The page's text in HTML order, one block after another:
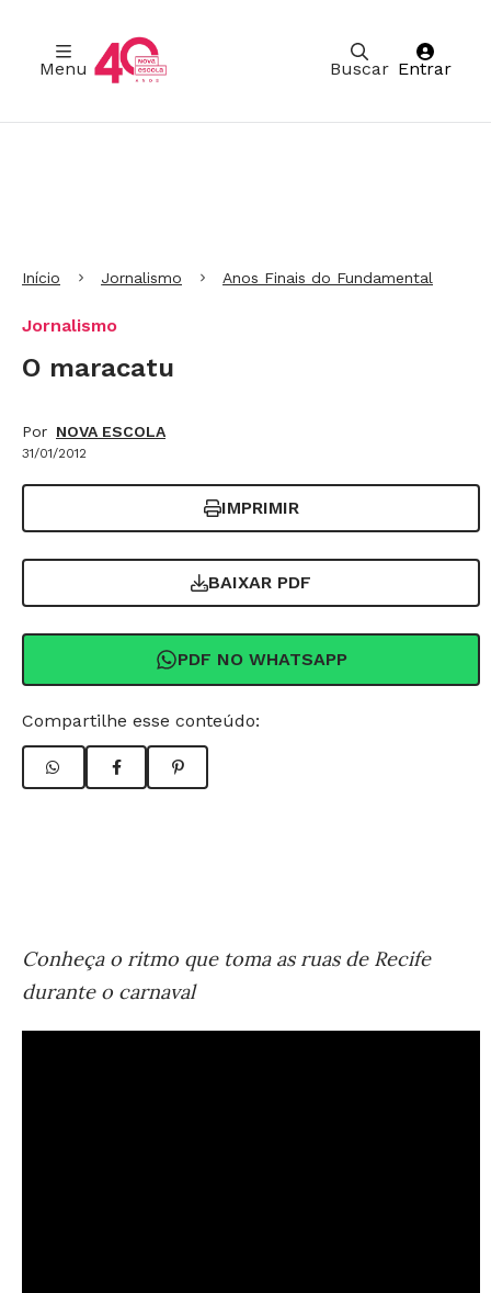
Buscar
Menu Entrar
Início Jornalismo Anos Finais do Fundamental
Jornalismo
O maracatu
Por NOVA ESCOLA
31/01/2012
IMPRIMIR
BAIXAR PDF
PDF NO WHATSAPP
Compartilhe esse conteúdo:
Conheça o ritmo que toma as ruas de Recife
durante o carnaval